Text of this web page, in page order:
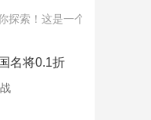
探索！这是一个小提示字段。
名将0.1折